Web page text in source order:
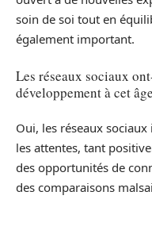
soin de soi tout en
également important.
Les réseaux sociaux
développement à cet
Oui, les réseaux
les attentes, tant
des opportunités de
des comparaisons